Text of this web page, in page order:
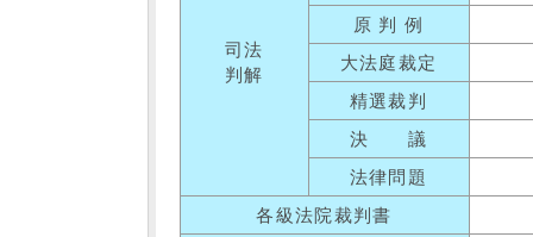
司法
判解
原 判 例
大法庭裁定
精選裁判
決 議
法律問題
各級法院裁判書